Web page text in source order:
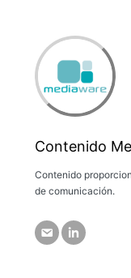
Contenido
Contenido
de comunicación.